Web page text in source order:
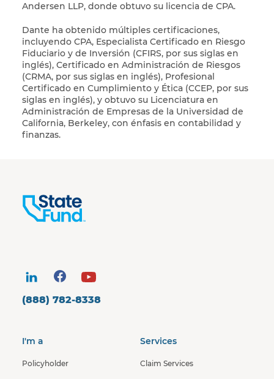
Andersen LLP, donde obtuvo su licencia de CPA.
Dante ha obtenido múltiples certificaciones,
incluyendo CPA, Especialista Certificado en Riesgo
Fiduciario y de Inversión (CFIRS, por sus siglas en
inglés), Certificado en Administración de Riesgos
(CRMA, por sus siglas en inglés), Profesional
Certificado en Cumplimiento y Ética (CCEP, por sus
siglas en inglés), y obtuvo su Licenciatura en
Administración de Empresas de la Universidad de
California, Berkeley, con énfasis en contabilidad y
finanzas.
(888) 782-8338
I'm a
Policyholder
Services
Claim Services